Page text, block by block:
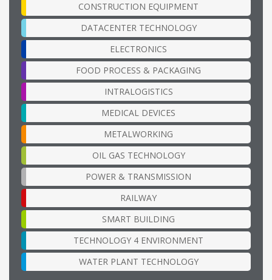
CONSTRUCTION EQUIPMENT
DATACENTER TECHNOLOGY
ELECTRONICS
FOOD PROCESS & PACKAGING
INTRALOGISTICS
MEDICAL DEVICES
METALWORKING
OIL GAS TECHNOLOGY
POWER & TRANSMISSION
RAILWAY
SMART BUILDING
TECHNOLOGY 4 ENVIRONMENT
WATER PLANT TECHNOLOGY